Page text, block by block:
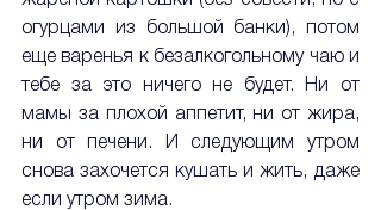
огурцами из большой банки), потом
еще варенья к безалкогольному чаю и
тебе за это ничего не будет. Ни от
мамы за плохой аппетит, ни от жира,
ни от печени. И следующим утром
снова захочется кушать и жить, даже
если утром зима.